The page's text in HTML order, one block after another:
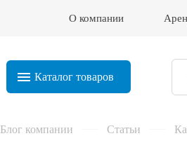
О компании
Каталог товаров
Корзина
Блог компании Статьи